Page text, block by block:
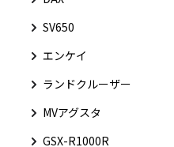
SV650
エンケイ
ランドクルーザー
MVアグスタ
GSX-R1000R